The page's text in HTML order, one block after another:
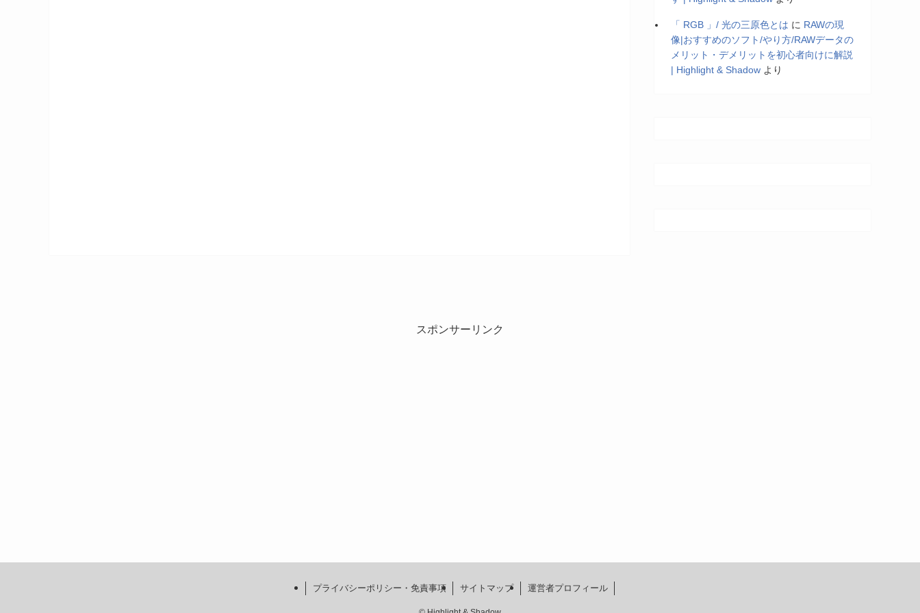
「 RGB 」/ 光の三原色とは に RAWの現
像|おすすめのソフト/やり方/RAWデータの
メリット・デメリットを初心者向けに解説
| Highlight & Shadow より
スポンサーリンク
プライバシーポリシー・免責事項 サイトマップ 運営者プロフィール